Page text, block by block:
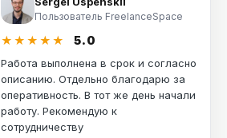
Пользователь FreelanceSpace
★★★★★ 5.0
Работа выполнена в срок и согласно
описанию. Отдельно благодарю за
оперативность. В тот же день начали
работу. Рекомендую к
сотрудничеству